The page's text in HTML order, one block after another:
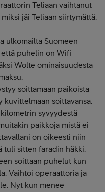
Teliaan vaihtanut
jäi Teliaan siirtymättä.
ulkomailta Suomeen
että puhelin on Wifi
Wolte ominaisuudesta
soittamaan paikoista
kuvittelmaan soittavansa.
syvyydestä
paikkoja mistä ei
on oikeesti niin
tuli sitten faradin häkki.
soittaan puhelut kun
Vaihtoi operaattoria ja
Nyt kun menee